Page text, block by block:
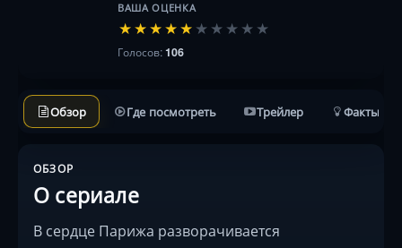
ВАША ОЦЕНКА
★★★★★ ★ ★ ★ ★ ★
Голосов:106
Обзор Где посмотреть Трейлер Факты
ОБЗОР
О сериале
В сердце Парижа разворачивается